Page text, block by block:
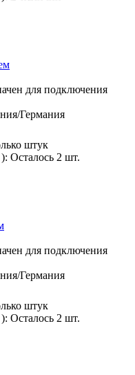
для подключения
Германия
штук
Осталось 2 шт.
для подключения
Германия
штук
Осталось 2 шт.